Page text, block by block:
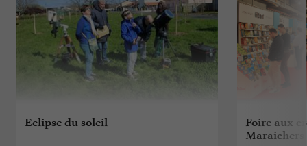
Eclipse du soleil
Foire aux
Maraichers